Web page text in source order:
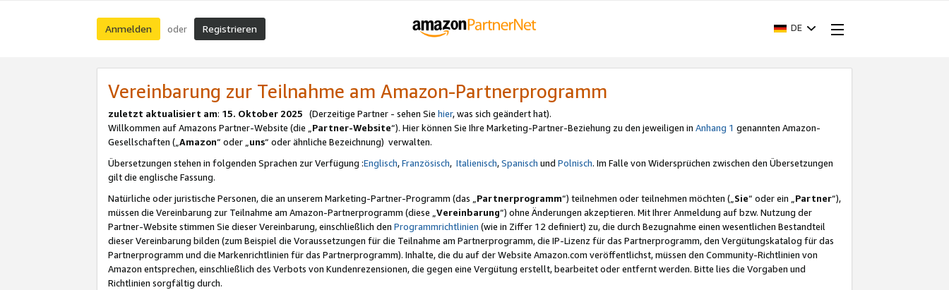
Anmelden oder Registrieren DE
Vereinbarung zur Teilnahme am Amazon-Partnerprogramm
zuletzt aktualisiert am: 15. Oktober 2025 (Derzeitige Partner - sehen Sie hier, was sich geändert hat).
Willkommen auf Amazons Partner-Website (die „Partner-Website“). Hier können Sie Ihre Marketing-Partner-Beziehung zu den jeweiligen in Anhang 1 genannten Amazon-
Gesellschaften („Amazon“ oder „uns“ oder ähnliche Bezeichnung) verwalten.
Übersetzungen stehen in folgenden Sprachen zur Verfügung :Englisch,Französisch, Italienisch,Spanisch und Polnisch. Im Falle von Widersprüchen zwischen den Übersetzungen
gilt die englische Fassung.
Natürliche oder juristische Personen, die an unserem Marketing-Partner-Programm (das „Partnerprogramm“) teilnehmen oder teilnehmen möchten („Sie“ oder ein „Partner“),
müssen die Vereinbarung zur Teilnahme am Amazon-Partnerprogramm (diese „Vereinbarung“) ohne Änderungen akzeptieren. Mit Ihrer Anmeldung auf bzw. Nutzung der
Partner-Website stimmen Sie dieser Vereinbarung, einschließlich den Programmrichtlinien (wie in Ziffer 12 definiert) zu, die durch Bezugnahme einen wesentlichen Bestandteil
dieser Vereinbarung bilden (zum Beispiel die Voraussetzungen für die Teilnahme am Partnerprogramm, die IP-Lizenz für das Partnerprogramm, den Vergütungskatalog für das
Partnerprogramm und die Markenrichtlinien für das Partnerprogramm). Inhalte, die du auf der Website Amazon.com veröffentlichst, müssen den Community-Richtlinien von
Amazon entsprechen, einschließlich des Verbots von Kundenrezensionen, die gegen eine Vergütung erstellt, bearbeitet oder entfernt werden. Bitte lies die Vorgaben und
Richtlinien sorgfältig durch.